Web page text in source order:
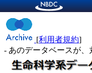
[利用者規約]
- あのデータベースが